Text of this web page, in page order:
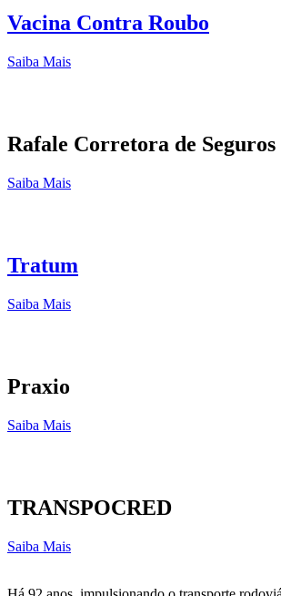
Vacina Contra Roubo
Saiba Mais
Rafale Corretora de Seguros
Saiba Mais
Tratum
Saiba Mais
Praxio
Saiba Mais
TRANSPOCRED
Saiba Mais